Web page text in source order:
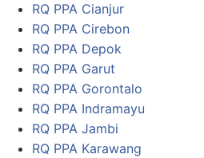
RQ PPA Cianjur
RQ PPA Cirebon
RQ PPA Depok
RQ PPA Garut
RQ PPA Gorontalo
RQ PPA Indramayu
RQ PPA Jambi
RQ PPA Karawang